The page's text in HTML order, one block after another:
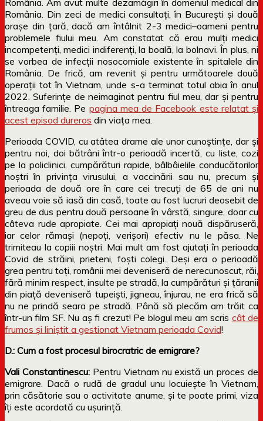
România. Din zeci de medici consultați, în București și două
orașe din țară, dacă am întâlnit 2-3 medici–oameni pentru
problemele fiului meu. Am constatat că erau mulți medici
incompetenți, medici indiferenți, la boală, la bolnavi. În plus, ni
se vorbea de infecții nosocomiale existente în spitalele din
România. De frică, am revenit și pentru următoarele două
operații tot în Vietnam, unde s-a terminat totul abia în anul
2022. Suferințe de neimaginat pentru fiul meu, dar și pentru
întreaga familie. Pe pagina mea de Facebook este relatat și
acest episod dureros din viața mea.
Perioada COVID, cu atâtea drame ale unor cunoștințe, dar și
pentru noi, doi bătrâni într-o perioadă incertă, cu liste, cozi
pe la policlinici, cumpărături rapide, bâlbâielile conducătorilor
noștri în privința virusului, a vaccinării sau nu, precum și
perioada de două ore în care cei trecuți de 65 de ani nu
aveau voie să iasă din casă, toate au fost lucruri deosebit de
greu de dus pentru două persoane în vârstă, singure, doar cu
câteva rude apropiate. Cei mai apropiați nouă dispăruseră,
iar celor rămași (nepoți, verișori) efectiv nu le păsa. Ne
trimiteau la copiii noștri. Mai mult am fost ajutați în perioada
Covid de străini, prieteni, foști colegi. Deși era o perioadă
grea pentru toți, românii mei deveniseră de nerecunoscut, răi,
fără minim respect, insulte pe stradă, la cumpărături și țăranii
din piață deveniseră tupeiști, jigneau, înjurau, ne era frică să
nu ne prindă seara pe stradă. Până să plecăm am trăit ca
într-un film SF. Nu aș fi crezut! Pe blogul meu am scris cât de
frumos și liniștit a gestionat Vietnam perioada Covid!
D.: Cum a fost procesul birocratric de emigrare?
Vali Constantinescu:Pentru Vietnam nu există un proces de
emigrare. Dacă o rudă de gradul unu locuiește în Vietnam,
prin căsătorie sau o activitate anume, și te poate primi, viza
îți este acordată cu ușurință.